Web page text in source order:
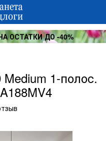
ОСТАТКИ ДО -40%
1-полос.